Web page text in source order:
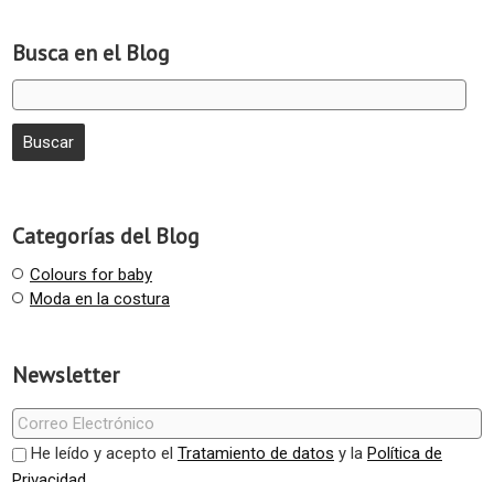
Busca en el Blog
Categorías del Blog
Colours for baby
Moda en la costura
Newsletter
He leído y acepto el Tratamiento de datos y la Política de